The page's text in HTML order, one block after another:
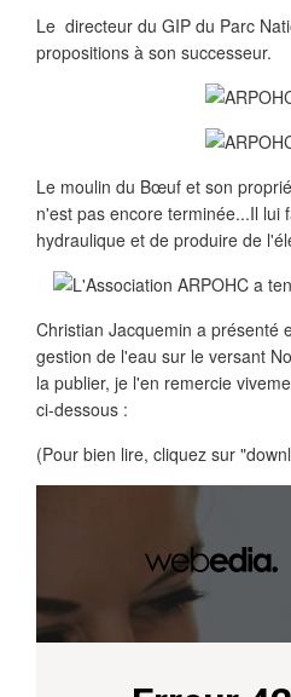
Le directeur du GIP du Parc
propositions à son successeur.
Le moulin du Bœuf et son
n'est pas encore terminée...Il lui
hydraulique et de produire de
Christian Jacquemin a présenté
gestion de l'eau sur le versant
la publier, je l'en remercie
ci-dessous :
(Pour bien lire, cliquez sur